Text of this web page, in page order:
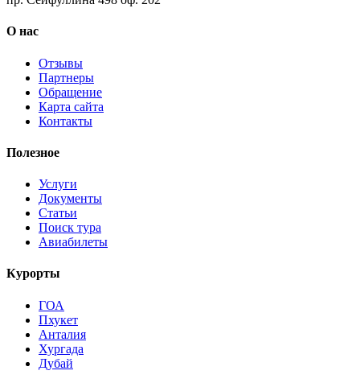
О нас
Отзывы
Партнеры
Обращение
Карта сайта
Контакты
Полезное
Услуги
Документы
Статьи
Поиск тура
Авиабилеты
Курорты
ГОА
Пхукет
Анталия
Хургада
Дубай